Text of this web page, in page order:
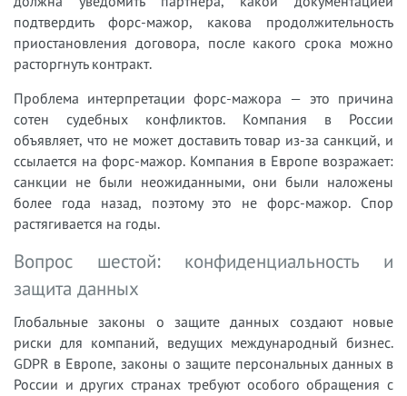
подтвердить форс-мажор, какова продолжительность
приостановления договора, после какого срока можно
расторгнуть контракт.
Проблема интерпретации форс-мажора — это причина
сотен судебных конфликтов. Компания в России
объявляет, что не может доставить товар из-за санкций, и
ссылается на форс-мажор. Компания в Европе возражает:
санкции не были неожиданными, они были наложены
более года назад, поэтому это не форс-мажор. Спор
растягивается на годы.
Вопрос шестой: конфиденциальность и
защита данных
Глобальные законы о защите данных создают новые
риски для компаний, ведущих международный бизнес.
GDPR в Европе, законы о защите персональных данных в
России и других странах требуют особого обращения с